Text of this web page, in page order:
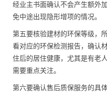
经业主书面确认不会产生额外
免中途出现隐形增项的情况。
第五要核验建材的环保等级，
看对应的环保检测报告，确认
住后的居住健康，尤其是有老
需要重点关注。
第六要确认售后质保服务的具